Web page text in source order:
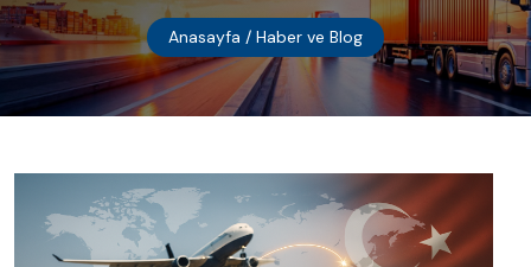
Anasayfa / Haber ve Blog